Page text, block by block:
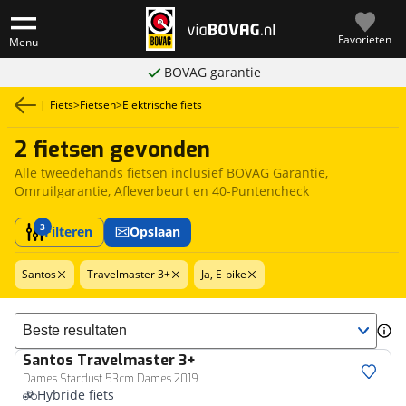
Menu Favorieten
BOVAG garantie
| Fiets>Fietsen>Elektrische fiets
2 fietsen gevonden
Alle tweedehands fietsen inclusief BOVAG Garantie,
Omruilgarantie, Afleverbeurt en 40-Puntencheck
3Filteren Opslaan
Santos Travelmaster 3+ Ja, E-bike
Sorteer resultaten
Santos Travelmaster 3+
Dames Stardust 53cm Dames 2019
Hybride fiets